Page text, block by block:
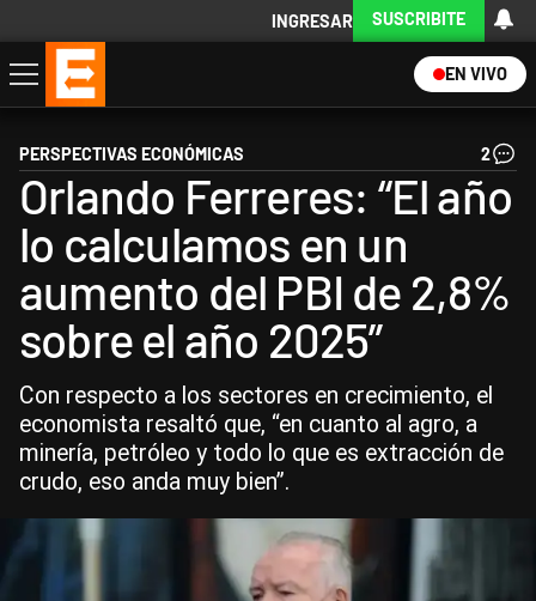
INGRESAR SUSCRIBITE
EN VIVO
Economía
Política
Internacional
Actualidad
Descargá la App
PERSPECTIVAS ECONÓMICAS 2
Orlando Ferreres: “El año
lo calculamos en un
aumento del PBI de 2,8%
sobre el año 2025”
Con respecto a los sectores en crecimiento, el
economista resaltó que, “en cuanto al agro, a
minería, petróleo y todo lo que es extracción de
crudo, eso anda muy bien”.